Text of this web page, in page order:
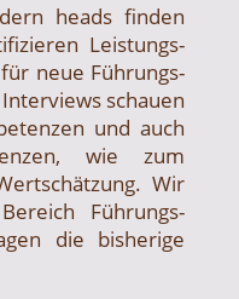
heads finden
Leistungs­
neue Führungs­
schauen
und auch
wie zum
Wir
Führungs­
die bisherige